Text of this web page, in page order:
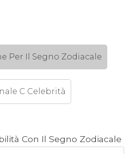
Per Il Segno Zodiacale
C Celebrità
Con Il Segno Zodiacale